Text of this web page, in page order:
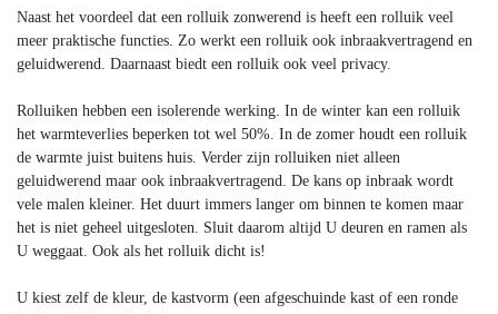
Naast het voordeel dat een rolluik zonwerend is heeft een rolluik veel
meer praktische functies. Zo werkt een rolluik ook inbraakvertragend en
geluidwerend. Daarnaast biedt een rolluik ook veel privacy.
Rolluiken hebben een isolerende werking. In de winter kan een rolluik
het warmteverlies beperken tot wel 50%. In de zomer houdt een rolluik
de warmte juist buitens huis. Verder zijn rolluiken niet alleen
geluidwerend maar ook inbraakvertragend. De kans op inbraak wordt
vele malen kleiner. Het duurt immers langer om binnen te komen maar
het is niet geheel uitgesloten. Sluit daarom altijd U deuren en ramen als
U weggaat. Ook als het rolluik dicht is!
U kiest zelf de kleur, de kastvorm (een afgeschuinde kast of een ronde